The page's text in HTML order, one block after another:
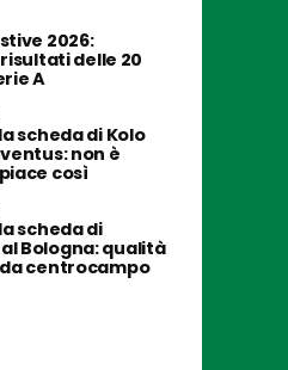
2026:
delle 20
A
scheda di Kolo
non è
così
scheda di
Bologna: qualità
centrocampo